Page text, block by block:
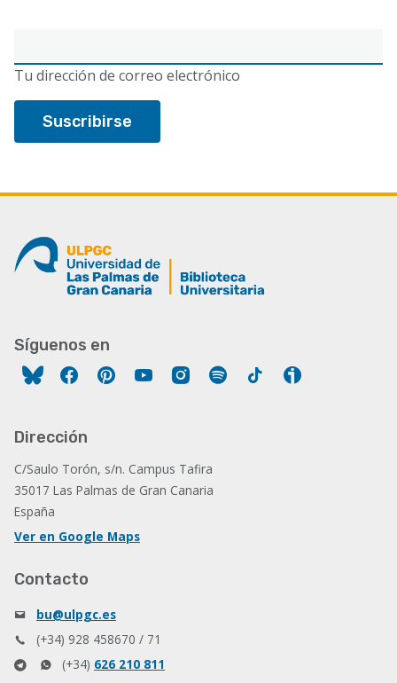
electrónico
Tu dirección de correo electrónico
Síguenos en
FacebookPinterestYouTubeInstagram
Spotify Tiktok
Dirección
C/Saulo Torón, s/n. Campus Tafira
35017 Las Palmas de Gran Canaria
España
Ver en Google Maps
Contacto
bu@ulpgc.es
(+34) 928 458670 / 71
(+34) 626 210 811